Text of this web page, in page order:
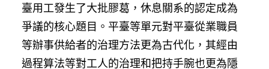
臺用工發生了大批膠葛，休息關系的認定成為
爭議的核心題目。平臺等單元對平臺從業職員
等辦事供給者的治理方法更為古代化，其經由
過程算法等對工人的治理和把持手腕也更為隱